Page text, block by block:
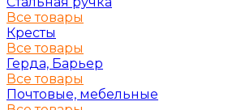
Все товары
Кресты
Все товары
Герда, Барьер
Все товары
Почтовые, мебельные